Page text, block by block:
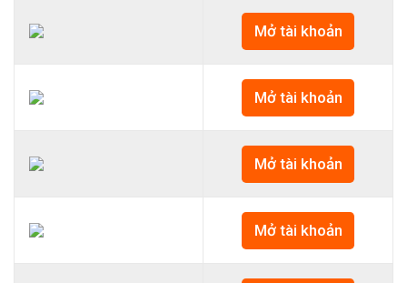
Mở tài khoản
Mở tài khoản
Mở tài khoản
Mở tài khoản